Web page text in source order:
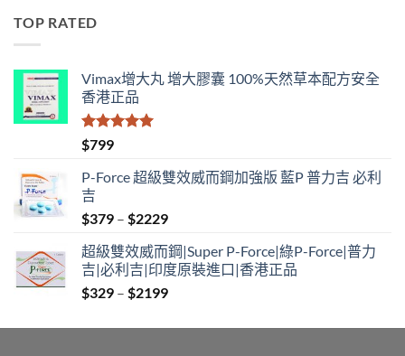
TOP RATED
Vimax增大丸 增大膠囊 100%天然草本配方安全
香港正品
評分
滿分 5
$799
P-Force 超級雙效威而鋼加強版 藍P 普力吉 必利
吉
$379 – $2229Price
$379
through
$2229
超級雙效威而鋼|Super P-Force|綠P-Force|普力
吉|必利吉|印度原裝進口|香港正品
$329 – $2199Price
$329